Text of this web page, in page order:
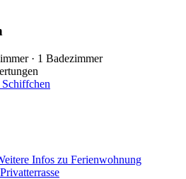
· 1 Badezimmer
Infos zu Ferienwohnung